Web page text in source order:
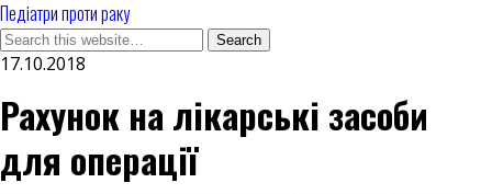
Педіатри проти раку
17.10.2018
Рахунок на лікарські засоби
для операції